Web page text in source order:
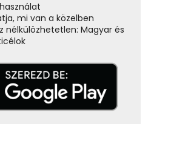
mi van a közelben
nélkülözhetetlen: Magyar és